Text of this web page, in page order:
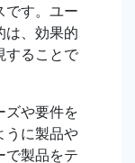
です。ユー
は、効果的
することで
ズや要件を
うに製品や
で製品をテ